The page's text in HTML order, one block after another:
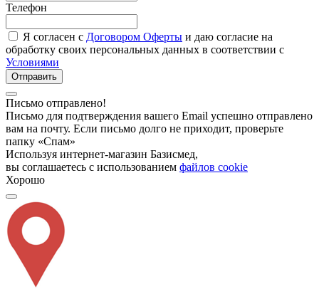
Телефон
Я согласен с Договором Оферты и даю согласие на
обработку своих персональных данных в соответствии с
Условиями
Отправить
Письмо отправлено!
Письмо для подтверждения вашего Email успешно отправлено
вам на почту. Если письмо долго не приходит, проверьте
папку «Спам»
Используя интернет-магазин Базисмед,
вы соглашаетесь с использованием файлов cookie
Хорошо